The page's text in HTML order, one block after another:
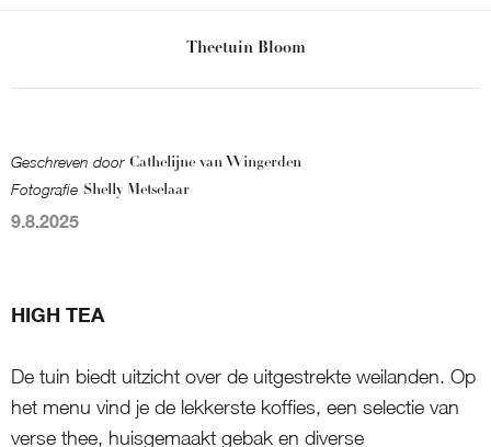
Theetuin Bloom
Geschreven door Cathelijne van Wingerden
Fotografie Shelly Metselaar
9.8.2025
HIGH TEA
De tuin biedt uitzicht over de uitgestrekte weilanden. Op
het menu vind je de lekkerste koffies, een selectie van
verse thee, huisgemaakt gebak en diverse